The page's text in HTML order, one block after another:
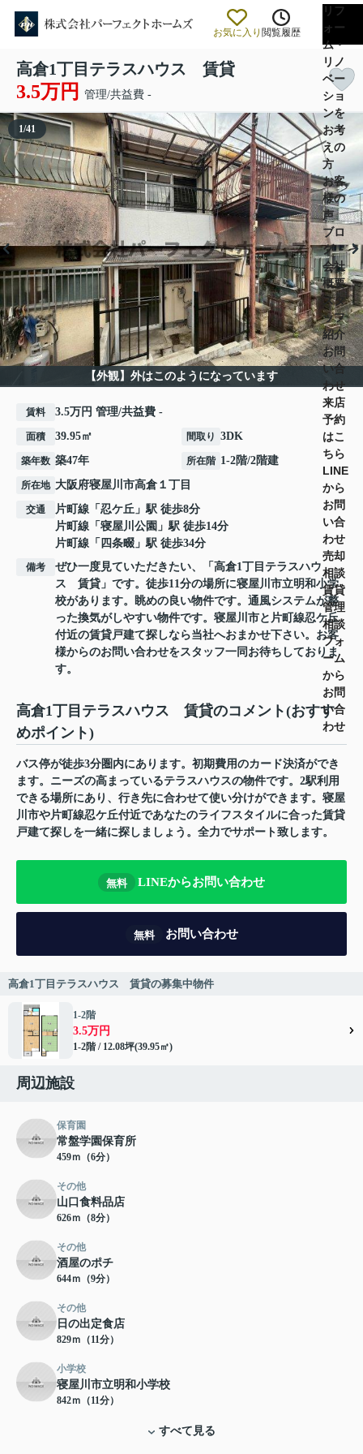
お気に入り 閲覧履歴
リフ
ォー
ム・
リノ
ベー
ショ
ンを
お考
えの
方
お客
様の
声
ブロ
グ
会社
概要
スタ
ッフ
紹介
お問
い合
わせ
来店
予約
はこ
ちら
LINE
から
お問
い合
わせ
売却
相談
賃貸
管理
相談
フォ
ーム
から
お問
い合
わせ
高倉1丁目テラスハウス 賃貸
3.5万円 管理/共益費 -
【外観】外はこのようになっています
1/41
賃料 3.5万円 管理/共益費 -
面積 39.95㎡ 間取り 3DK
築年数 築47年 所在階 1-2階/2階建
所在地 大阪府寝屋川市高倉 １丁目
交通 片町線 「 忍ケ丘 」駅 徒歩8分
片町線 「 寝屋川公園 」駅 徒歩14分
片町線 「 四条畷 」駅 徒歩34分
備考
ぜひ一度見ていただきたい、「高倉1丁目テラスハウ
ス 賃貸」です。徒歩11分の場所に寝屋川市立明和小学
校があります。眺めの良い物件です。通風システムが整
った換気がしやすい物件です。寝屋川市と片町線忍ケ丘
付近の賃貸戸建て探しなら当社へおまかせ下さい。お客
様からのお問い合わせをスタッフ一同お待ちしておりま
す。
高倉1丁目テラスハウス 賃貸のコメント(おすす
めポイント)
バス停が徒歩3分圏内にあります。初期費用のカード決済ができ
ます。ニーズの高まっているテラスハウスの物件です。2駅利用
できる場所にあり、行き先に合わせて使い分けができます。寝屋
川市や片町線忍ケ丘付近であなたのライフスタイルに合った賃貸
戸建て探しを一緒に探しましょう。全力でサポート致します。
無料 LINEからお問い合わせ
無料 お問い合わせ
高倉1丁目テラスハウス 賃貸の募集中物件
1-2階
3.5万円
1-2階 / 12.08坪(39.95㎡)
周辺施設
保育園
常盤学園保育所
459ｍ（6分）
その他
山口食料品店
626ｍ（8分）
その他
酒屋のポチ
644ｍ（9分）
その他
日の出定食店
829ｍ（11分）
小学校
寝屋川市立明和小学校
842ｍ（11分）
すべて見る